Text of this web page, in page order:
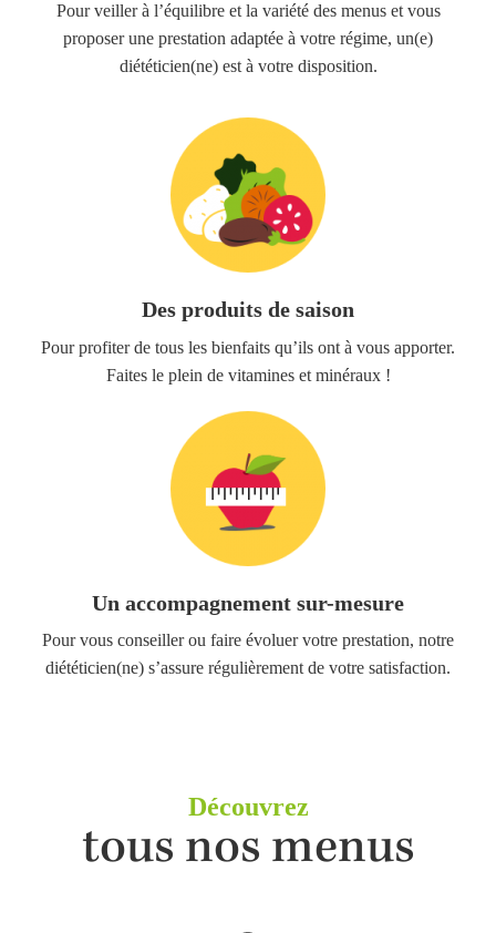
Pour veiller à l’équilibre et la variété des menus et vous
proposer une prestation adaptée à votre régime, un(e)
diététicien(ne) est à votre disposition.
Des produits de saison
Pour profiter de tous les bienfaits qu’ils ont à vous apporter.
Faites le plein de vitamines et minéraux !
Un accompagnement sur-mesure
Pour vous conseiller ou faire évoluer votre prestation, notre
diététicien(ne) s’assure régulièrement de votre satisfaction.
Découvrez
tous nos menus